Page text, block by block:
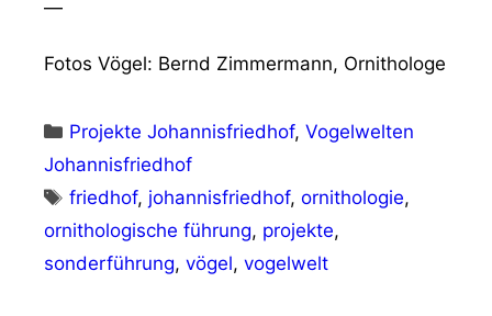
—
Fotos Vögel: Bernd Zimmermann, Ornithologe
Kategorien
Projekte Johannisfriedhof,Vogelwelten
Johannisfriedhof
Schlagwörter
friedhof, johannisfriedhof,ornithologie,
ornithologische führung, projekte,
sonderführung, vögel, vogelwelt